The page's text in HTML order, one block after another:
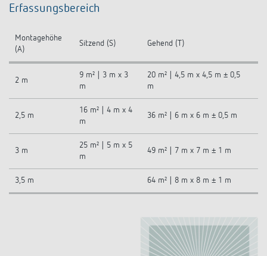
Erfassungsbereich
Montagehöhe
(A)
Sitzend (S) Gehend (T)
2 m
9 m² | 3 m x 3
m
20 m² | 4,5 m x 4,5 m ± 0,5
m
2,5 m
16 m² | 4 m x 4
m
36 m² | 6 m x 6 m ± 0,5 m
3 m
25 m² | 5 m x 5
m
49 m² | 7 m x 7 m ± 1 m
3,5 m 64 m² | 8 m x 8 m ± 1 m